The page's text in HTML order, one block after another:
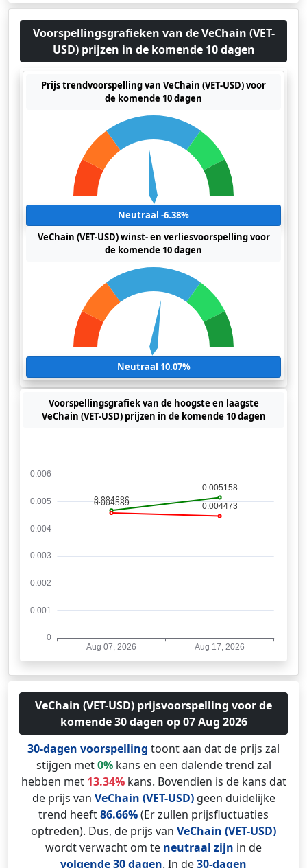
Voorspellingsgrafieken van de VeChain (VET-
USD) prijzen in de komende 10 dagen
Prijs trendvoorspelling van VeChain (VET-USD) voor
de komende 10 dagen
Neutraal -6.38%
VeChain (VET-USD) winst- en verliesvoorspelling voor
de komende 10 dagen
Neutraal 10.07%
Voorspellingsgrafiek van de hoogste en laagste
VeChain (VET-USD) prijzen in de komende 10 dagen
VeChain (VET-USD) prijsvoorspelling voor de
komende 30 dagen op 07 Aug 2026
30-dagen voorspelling toont aan dat de prijs zal
stijgen met0%kans en een dalende trend zal
hebben met 13.34%kans. Bovendien is de kans dat
de prijs van VeChain (VET-USD)geen duidelijke
trend heeft86.66%(Er zullen prijsfluctuaties
optreden). Dus, de prijs van VeChain (VET-USD)
wordt verwacht om te neutraal zijn in de
volgende 30 dagen. In de30-dagen